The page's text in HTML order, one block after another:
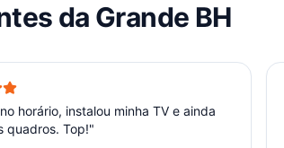
da Grande BH
horário, instalou minha TV e ainda
quadros. Top!"